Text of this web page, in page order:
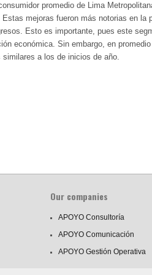
promedio de Lima
mejoras fueron más notorias en la
Esto es importante, pues este
económica. Sin embargo, en
a los de inicios de año.
Our companies
APOYO Consultoría
APOYO Comunicación
APOYO Gestión Operativa